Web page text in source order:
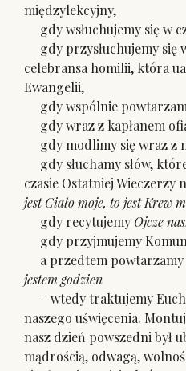
międzylekcyjny,
gdy wsłuchujemy się w
gdy przysłuchujemy się
celebransa homilii, która
Ewangelii,
gdy wspólnie
gdy wraz z kapłanem
gdy modlimy się wraz z
gdy słuchamy słów,
czasie Ostatniej Wieczerzy
jest Ciało moje, to jest Krew
gdy recytujemy Ojcze
gdy przyjmujemy
a przedtem powtarzamy
jestem godzien
– wtedy traktujemy
naszego uświęcenia.
nasz dzień powszedni był
mądrością, odwagą,